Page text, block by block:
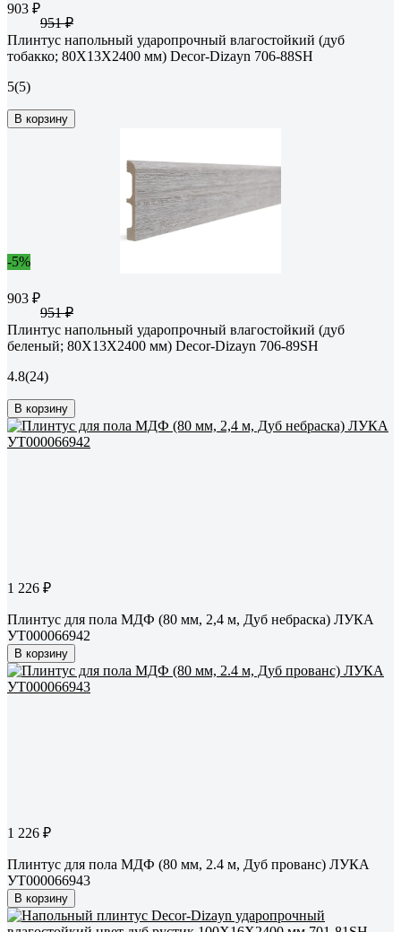
903 ₽
951 ₽
Плинтус напольный ударопрочный влагостойкий (дуб
тобакко; 80Х13Х2400 мм) Decor-Dizayn 706-88SH
5(5)
В корзину
-5%
903 ₽
951 ₽
Плинтус напольный ударопрочный влагостойкий (дуб
беленый; 80Х13Х2400 мм) Decor-Dizayn 706-89SH
4.8(24)
В корзину
1 226 ₽
Плинтус для пола МДФ (80 мм, 2,4 м, Дуб небраска) ЛУКА
УТ000066942
В корзину
1 226 ₽
Плинтус для пола МДФ (80 мм, 2.4 м, Дуб прованс) ЛУКА
УТ000066943
В корзину